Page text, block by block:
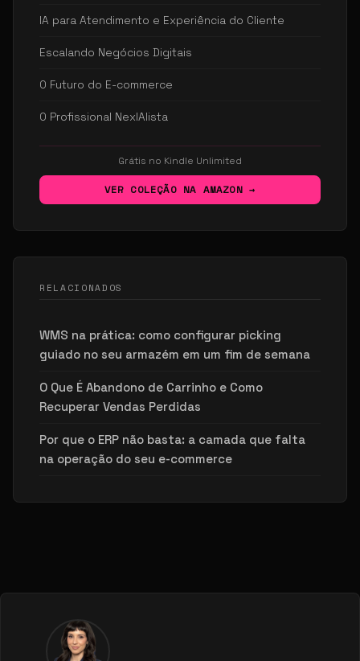
IA para Atendimento e Experiência do Cliente
Escalando Negócios Digitais
O Futuro do E-commerce
O Profissional NexIAlista
Grátis no Kindle Unlimited
VER COLEÇÃO NA AMAZON →
RELACIONADOS
WMS na prática: como configurar picking
guiado no seu armazém em um fim de semana
O Que É Abandono de Carrinho e Como
Recuperar Vendas Perdidas
Por que o ERP não basta: a camada que falta
na operação do seu e-commerce